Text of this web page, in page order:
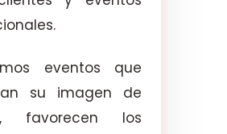
eventos que
su imagen de
favorecen los